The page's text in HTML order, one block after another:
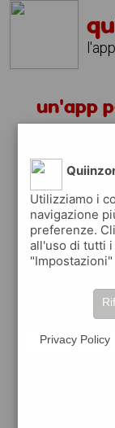
un'app
Utilizziamo i
navigazione
preferenze.
all'uso di tutti
Privacy Policy